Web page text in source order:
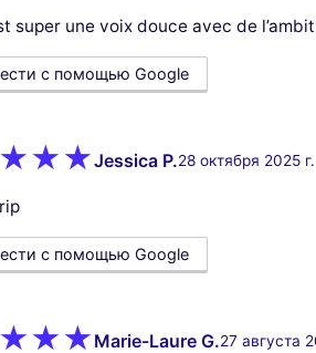
super une voix douce avec de
с помощью Google
Jessica P.28 октября 2025 г.
с помощью Google
Marie-Laure G.27 августа